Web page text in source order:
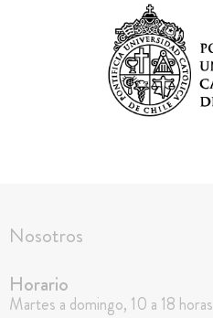
Nosotros
Horario
Martes a domingo, 10 a 18 horas